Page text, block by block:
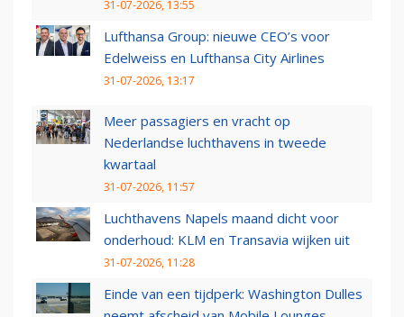
31-07-2026, 13:55
Lufthansa Group: nieuwe CEO’s voor
Edelweiss en Lufthansa City Airlines
31-07-2026, 13:17
Meer passagiers en vracht op
Nederlandse luchthavens in tweede
kwartaal
31-07-2026, 11:57
Luchthavens Napels maand dicht voor
onderhoud: KLM en Transavia wijken uit
31-07-2026, 11:28
Einde van een tijdperk: Washington Dulles